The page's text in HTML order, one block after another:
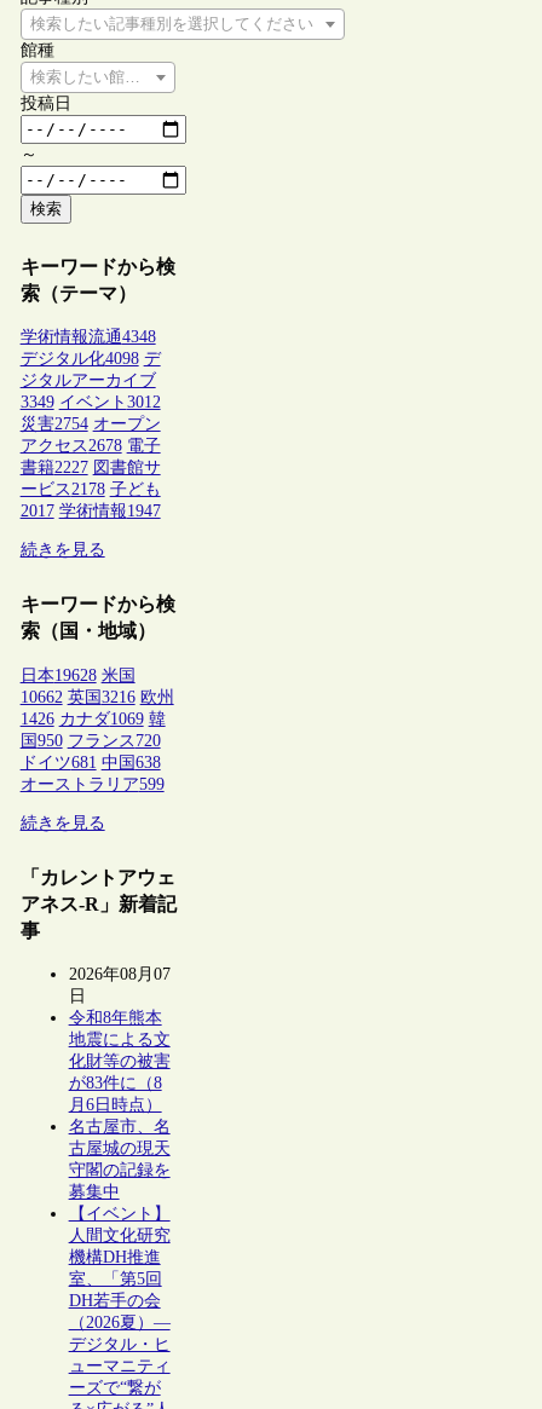
検索したい記事種別を選択してください
館種
検索したい館種を選択してください
投稿日
～
検索
キーワードから検
索（テーマ）
学術情報流通4348
デジタル化4098 デ
ジタルアーカイブ
3349 イベント 3012
災害2754 オープン
アクセス2678 電子
書籍2227 図書館サ
ービス2178 子ども
2017 学術情報1947
続きを見る
キーワードから検
索（国・地域）
日本19628 米国
10662 英国 3216 欧州
1426 カナダ1069 韓
国 950 フランス 720
ドイツ681 中国 638
オーストラリア599
続きを見る
「カレントアウェ
アネス-R」新着記
事
2026年08月07
日
令和8年熊本
地震による文
化財等の被害
が83件に（8
月6日時点）
名古屋市、名
古屋城の現天
守閣の記録を
募集中
【イベント】
人間文化研究
機構DH推進
室、「第5回
DH若手の会
（2026夏）―
デジタル・ヒ
ューマニティ
ーズで“繋が